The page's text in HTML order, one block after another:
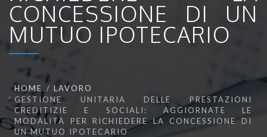
CONCESSIONE DI UN
MUTUO IPOTECARIO
HOME
LAVORO
GESTIONE UNITARIA DELLE PRESTAZIONI
CREDITIZIE E SOCIALI: AGGIORNATE LE
MODALITÀ PER RICHIEDERE LA CONCESSIONE DI
UN MUTUO IPOTECARIO